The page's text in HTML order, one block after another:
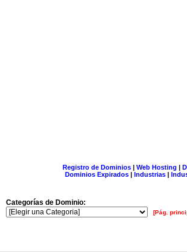
Registro de Dominios| Web Hosting |
Dominios Expirados | Industrias |
Categorías de Dominio:
[Pág.